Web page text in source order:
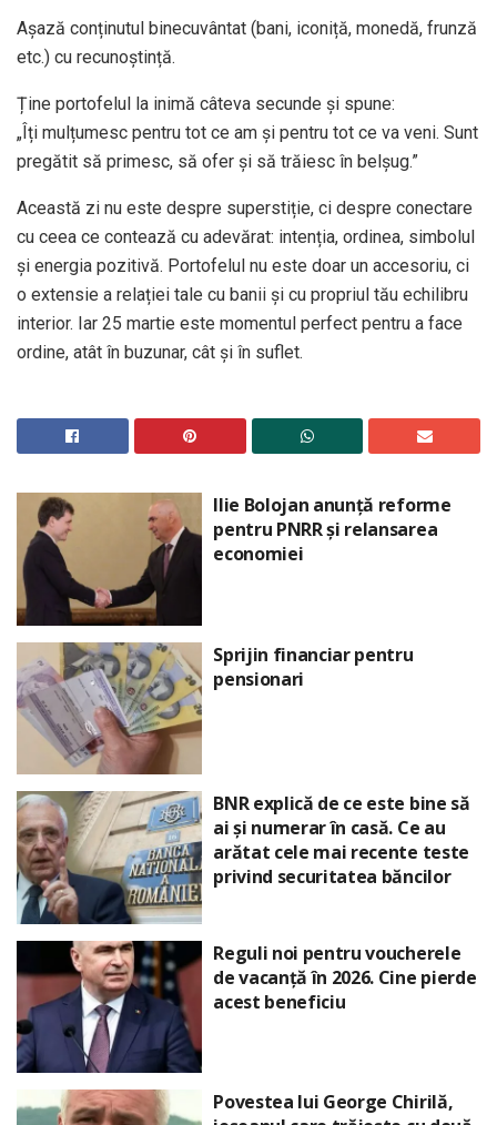
Așază conținutul binecuvântat (bani, iconiță, monedă, frunză
etc.) cu recunoștință.
Ține portofelul la inimă câteva secunde și spune:
„Îți mulțumesc pentru tot ce am și pentru tot ce va veni. Sunt
pregătit să primesc, să ofer și să trăiesc în belșug.”
Această zi nu este despre superstiție, ci despre conectare
cu ceea ce contează cu adevărat: intenția, ordinea, simbolul
și energia pozitivă. Portofelul nu este doar un accesoriu, ci
o extensie a relației tale cu banii și cu propriul tău echilibru
interior. Iar 25 martie este momentul perfect pentru a face
ordine, atât în buzunar, cât și în suflet.
Ilie Bolojan anunță reforme
pentru PNRR și relansarea
economiei
Sprijin financiar pentru
pensionari
BNR explică de ce este bine să
ai și numerar în casă. Ce au
arătat cele mai recente teste
privind securitatea băncilor
Reguli noi pentru voucherele
de vacanță în 2026. Cine pierde
acest beneficiu
Povestea lui George Chirilă,